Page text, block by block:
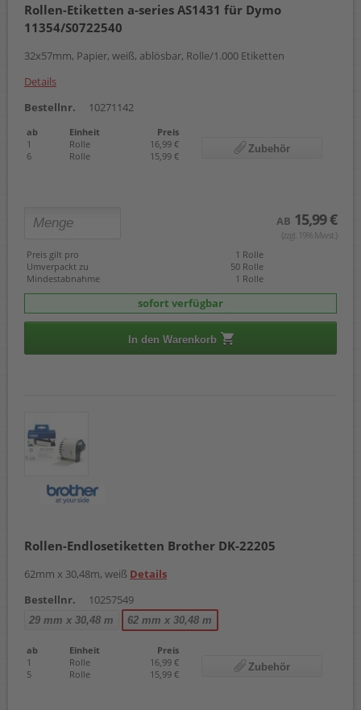
Rollen-Etiketten a-series AS1431 für Dymo
11354/S0722540
32x57mm, Papier, weiß, ablösbar, Rolle/1.000 Etiketten
Details
Bestellnr.
10271142
ab Einheit
Preis
1
Rolle
16,99 €
6
Rolle 15,99 €
Zubehör
AB 15,99 €
(zzgl. 19% Mwst.)
Preis gilt pro
1 Rolle
Umverpackt zu
50 Rolle
Mindestabnahme
1 Rolle
sofort verfügbar
In den Warenkorb
Rollen-Endlosetiketten Brother DK-22205
62mm x 30,48m, weiß Details
Bestellnr.
10257549
29 mm x 30,48 m 62 mm x 30,48 m
ab Einheit
Preis
1
Rolle
16,99 €
5
Rolle 15,99 €
Zubehör